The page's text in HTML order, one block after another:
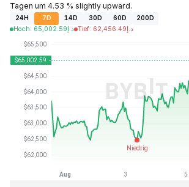
Tagen um 4.53 % slightly upward.
24H 7D 14D 30D 60D
200D
Hoch: د.إ65,002.59 Tief: د.إ62,456.49
Zuletzt aktualisiert: 2026-08-07, 12:40 GMT+0
د.إ126,080.00